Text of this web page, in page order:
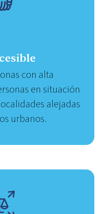
con alta
en situación
alejadas
urbanos.